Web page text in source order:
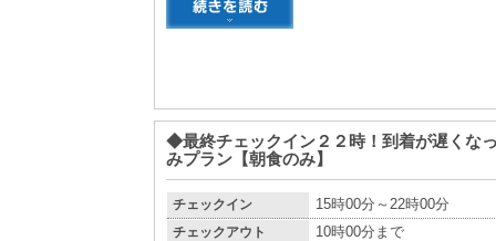
◆最終チェックイン２２時！到着が遅くな
みプラン【朝食のみ】
チェックイン 15時00分～22時00分
チェックアウト 10時00分まで